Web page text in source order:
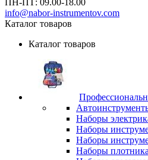
ПН-ПТ: 09.00-18.00
info@nabor-instrumentov.com
Каталог товаров
Каталог товаров
Наборы
Наборы
Наборы
Наборы плотника